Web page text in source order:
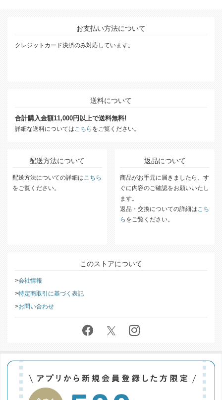
お支払い方法について
クレジットカード決済のみ対応しています。
送料について
合計購入金額11,000円以上で送料無料!
詳細な送料についてはこちら をご覧ください。
配送方法について
配送方法についての詳細はこちら
をご覧ください。
返品について
商品がお手元に届きましたら、す
ぐに内容のご確認をお願いいたし
ます。
返品・交換についての詳細はこち
ら をご覧ください。
このストアについて
会社情報
特定商取引に基づく表記
お問い合わせ